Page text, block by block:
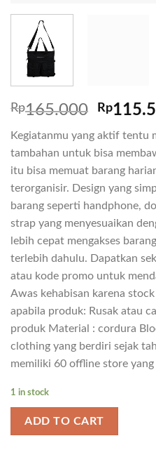
Rp165.000 Rp
Kegiatanmu yang aktif tentu
tambahan untuk bisa
itu bisa memuat barang
terorganisir. Design yang
barang seperti handphone,
strap yang menyesuaikan
lebih cepat mengakses
terlebih dahulu. Dapatkan
atau kode promo untuk
Awas kehabisan karena
apabila produk: Rusak atau
produk Material : cordura
clothing yang berdiri sejak
memiliki 60 offline store
1 in stock
ADD TO CART